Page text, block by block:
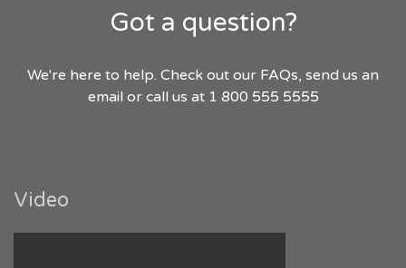
Got a question?
We're here to help. Check out our FAQs, send us an
email or call us at 1 800 555 5555
Video